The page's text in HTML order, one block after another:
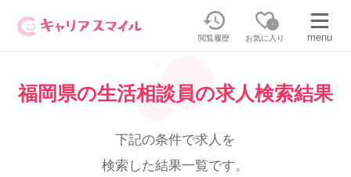
閲覧履歴
0
お気に入り menu
無料相談・お問い合わせはこちら
無料転職相談・お問い合わせの内容を
正社員・パートの求人を探す
福岡県の生活相談員の求人検索結果
下記の条件で求人を
検索した結果一覧です。